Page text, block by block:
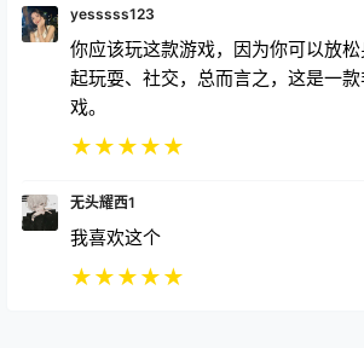
你应该玩这款游戏，因为你可以放
起玩耍、社交，总而言之，这是一
戏。
★★
我喜欢这个
★★★★